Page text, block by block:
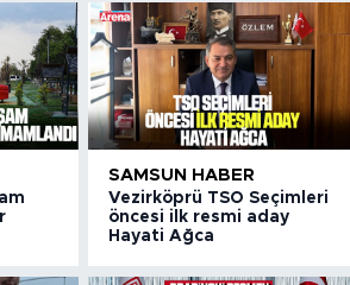
SAMSUN HABER
Vezirköprü TSO Seçimleri
öncesi ilk resmi aday
Hayati Ağca